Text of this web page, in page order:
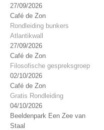
27/09/2026
Café de Zon
Rondleiding bunkers
Atlantikwall
27/09/2026
Café de Zon
Filosofische gespreksgroep
02/10/2026
Café de Zon
Gratis Rondleiding
04/10/2026
Beeldenpark Een Zee van
Staal